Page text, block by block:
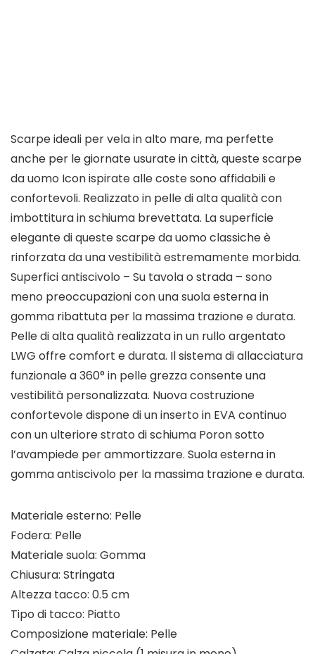
Scarpe ideali per vela in alto mare, ma perfette
anche per le giornate usurate in città, queste scarpe
da uomo Icon ispirate alle coste sono affidabili e
confortevoli. Realizzato in pelle di alta qualità con
imbottitura in schiuma brevettata. La superficie
elegante di queste scarpe da uomo classiche è
rinforzata da una vestibilità estremamente morbida.
Superfici antiscivolo – Su tavola o strada – sono
meno preoccupazioni con una suola esterna in
gomma ribattuta per la massima trazione e durata.
Pelle di alta qualità realizzata in un rullo argentato
LWG offre comfort e durata. Il sistema di allacciatura
funzionale a 360° in pelle grezza consente una
vestibilità personalizzata. Nuova costruzione
confortevole dispone di un inserto in EVA continuo
con un ulteriore strato di schiuma Poron sotto
l’avampiede per ammortizzare. Suola esterna in
gomma antiscivolo per la massima trazione e durata.
Materiale esterno: Pelle
Fodera: Pelle
Materiale suola: Gomma
Chiusura: Stringata
Altezza tacco: 0.5 cm
Tipo di tacco: Piatto
Composizione materiale: Pelle